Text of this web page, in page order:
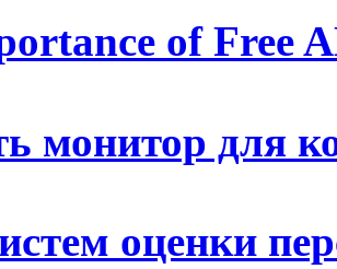
of Free
монитор для
оценки